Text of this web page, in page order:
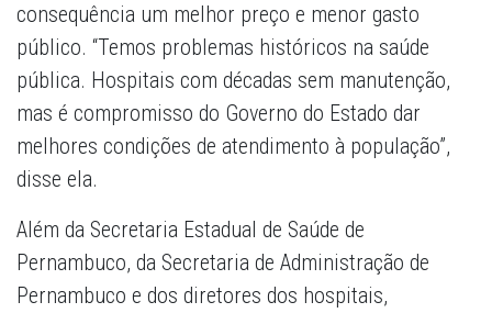
consequência um melhor preço e menor gasto
público. “Temos problemas históricos na saúde
pública. Hospitais com décadas sem manutenção,
mas é compromisso do Governo do Estado dar
melhores condições de atendimento à população”,
disse ela.
Além da Secretaria Estadual de Saúde de
Pernambuco, da Secretaria de Administração de
Pernambuco e dos diretores dos hospitais,